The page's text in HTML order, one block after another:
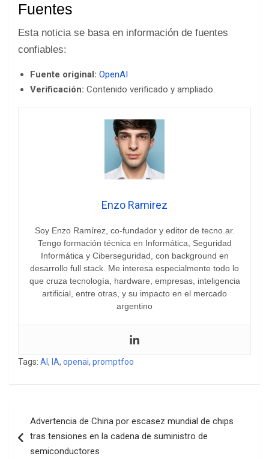
Fuentes
Esta noticia se basa en información de fuentes
confiables:
Fuente original: OpenAI
Verificación: Contenido verificado y ampliado.
Enzo Ramirez
Soy Enzo Ramírez, co-fundador y editor de tecno.ar.
Tengo formación técnica en Informática, Seguridad
Informática y Ciberseguridad, con background en
desarrollo full stack. Me interesa especialmente todo lo
que cruza tecnología, hardware, empresas, inteligencia
artificial, entre otras, y su impacto en el mercado
argentino
Tags: AI , IA, openai, promptfoo
de
entradas
Advertencia de China por escasez mundial de chips
tras tensiones en la cadena de suministro de
semiconductores